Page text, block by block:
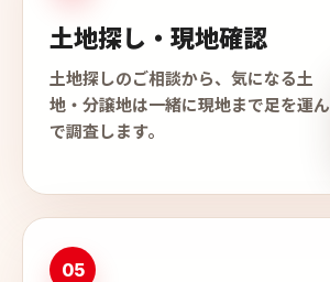
土地探し・現地確認
土地探しのご相談から、気になる土
地・分譲地は一緒に現地まで足を運ん
で調査します。
05